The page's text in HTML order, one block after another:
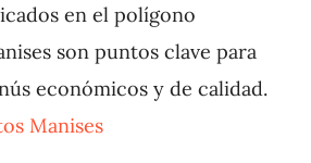
en el polígono
son puntos clave para
económicos y de calidad.
Manises